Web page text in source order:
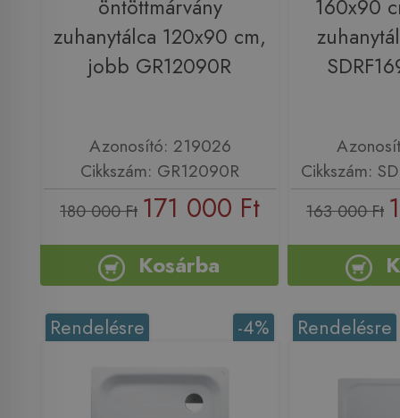
öntöttmárvány
zuhanytálca 120x90 cm,
jobb GR12090R
Azonosító: 219026
Cikkszám: GR12090R
180 000 Ft 171 000 Ft
Kosárba
160x90
Cikkszám:
163 000 Ft
-4%
Rendelésre Rendelésre